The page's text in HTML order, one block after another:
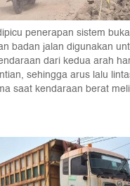
penerapan sistem
badan jalan digunakan
dari kedua arah
sehingga arus lalu
saat kendaraan berat